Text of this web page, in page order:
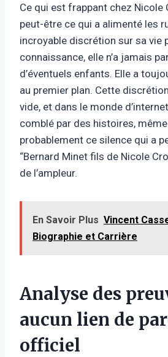
Ce qui est frappant chez Nicole
peut-être ce qui a alimenté les
incroyable discrétion sur sa vie
connaissance, elle n’a jamais
d’éventuels enfants. Elle a
au premier plan. Cette
vide, et dans le monde
comblé par des histoires, même
probablement ce silence qui a
“Bernard Minet fils de Nicole
de l’ampleur.
En Savoir Plus Vincent
Biographie et Carrière
Analyse des
aucun lien de
officiel